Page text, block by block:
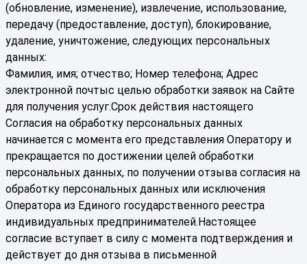
(обновление, изменение), извлечение, использование,
передачу (предоставление, доступ), блокирование,
удаление, уничтожение, следующих персональных
данных:
Фамилия, имя; отчество; Номер телефона; Адрес
электронной почтыс целью обработки заявок на Сайте
для получения услуг.Срок действия настоящего
Согласия на обработку персональных данных
начинается с момента его представления Оператору и
прекращается по достижении целей обработки
персональных данных, по получении отзыва согласия на
обработку персональных данных или исключения
Оператора из Единого государственного реестра
индивидуальных предпринимателей.Настоящее
согласие вступает в силу с момента подтверждения и
действует до дня отзыва в письменной